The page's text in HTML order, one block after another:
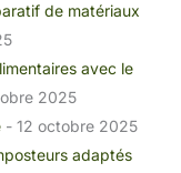
de matériaux
avec le
2025
- 12 octobre 2025
adaptés